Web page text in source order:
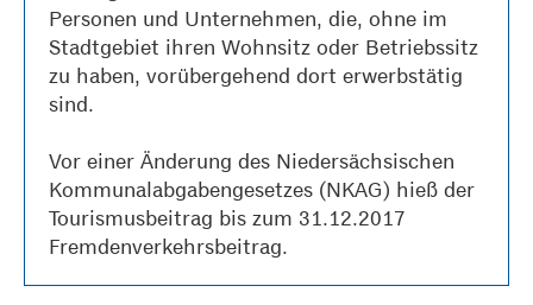
Personen und Unternehmen, die, ohne im
Stadtgebiet ihren Wohnsitz oder Betriebssitz
zu haben, vorübergehend dort erwerbstätig
sind.
Vor einer Änderung des Niedersächsischen
Kommunalabgabengesetzes (NKAG) hieß der
Tourismusbeitrag bis zum 31.12.2017
Fremdenverkehrsbeitrag.